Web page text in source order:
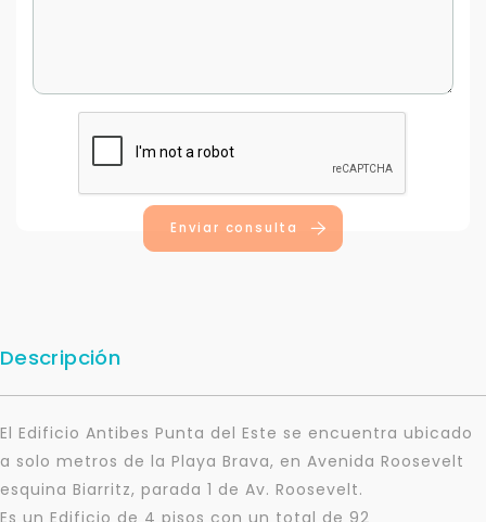
Enviar consulta
Descripción
El Edificio Antibes Punta del Este se encuentra ubicado
a solo metros de la Playa Brava, en Avenida Roosevelt
esquina Biarritz, parada 1 de Av. Roosevelt.
Es un Edificio de 4 pisos con un total de 92